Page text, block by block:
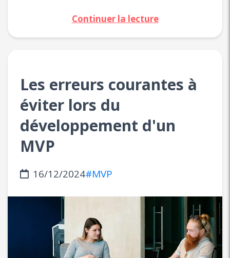
Continuer la lecture
Les erreurs courantes à
éviter lors du
développement d'un
MVP
16/12/2024#MVP